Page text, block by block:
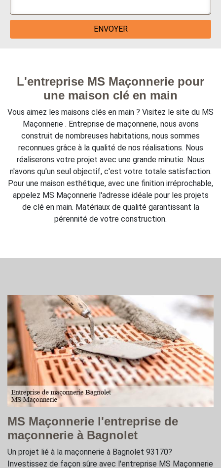
L'entreprise MS Maçonnerie pour
une maison clé en main
Vous aimez les maisons clés en main ? Visitez le site du MS
Maçonnerie . Entreprise de maçonnerie, nous avons
construit de nombreuses habitations, nous sommes
reconnues grâce à la qualité de nos réalisations. Nous
réaliserons votre projet avec une grande minutie. Nous
n'avons qu'un seul objectif, c'est votre totale satisfaction.
Pour une maison esthétique, avec une finition irréprochable,
appelez MS Maçonnerie l'adresse idéale pour les projets
de clé en main. Matériaux de qualité garantissant la
pérennité de votre construction.
MS Maçonnerie l'entreprise de
maçonnerie à Bagnolet
Un projet lié à la maçonnerie à Bagnolet 93170?
Investissez de façon sûre avec l'entreprise MS Maçonnerie